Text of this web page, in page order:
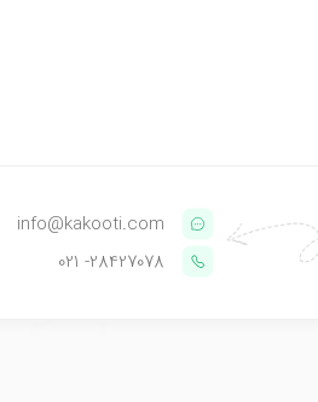
info@kakooti.com
28427078
- 021